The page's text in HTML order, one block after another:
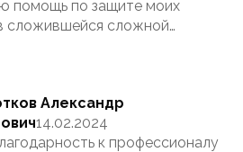
помощь по защите моих
сложившейся сложной…
Александр
14.02.2024
к профессионалу